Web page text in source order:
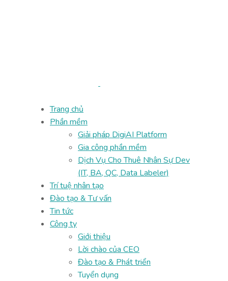
Trang chủ
Phần mềm
Giải pháp DigiAI Platform
Gia công phần mềm
Dịch Vụ Cho Thuê Nhân Sự Dev
(IT, BA, QC, Data Labeler)
Trí tuệ nhân tạo
Đào tạo & Tư vấn
Tin tức
Công ty
Giới thiệu
Lời chào của CEO
Đào tạo & Phát triển
Tuyển dụng